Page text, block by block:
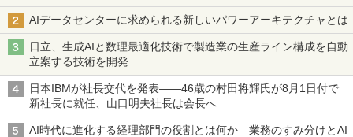
AIデータセンターに求められる新しいパワーアーキテクチャとは
日立、生成AIと数理最適化技術で製造業の生産ライン構成を自動
立案する技術を開発
日本IBMが社長交代を発表――46歳の村田将輝氏が8月1日付で
新社長に就任、山口明夫社長は会長へ
AI時代に進化する経理部門の役割とは何か 業務のすみ分けとAI